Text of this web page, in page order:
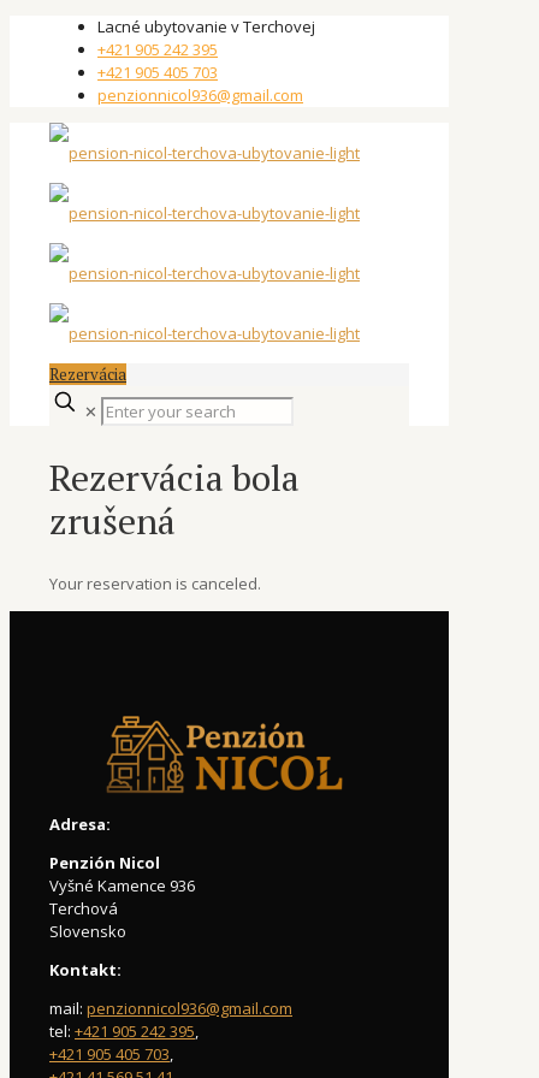
Lacné ubytovanie v Terchovej
+421 905 242 395
+421 905 405 703
penzionnicol936@gmail.com
Rezervácia
✕
Rezervácia bola
zrušená
Your reservation is canceled.
Adresa:
Penzión Nicol
Vyšné Kamence 936
Terchová
Slovensko
Kontakt:
mail: penzionnicol936@gmail.com
tel: +421 905 242 395,
+421 905 405 703,